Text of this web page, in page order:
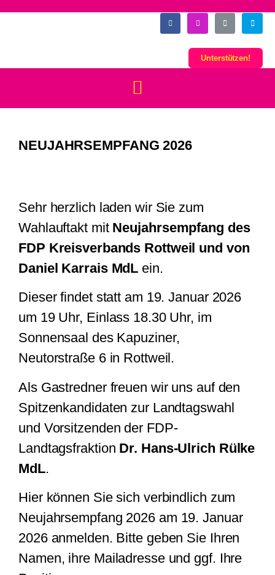
Unterstützen!
NEUJAHRSEMPFANG 2026
Sehr herzlich laden wir Sie zum
Wahlauftakt mit Neujahrsempfang des
FDP Kreisverbands Rottweil und von
Daniel Karrais MdL ein.
Dieser findet statt am 19. Januar 2026
um 19 Uhr, Einlass 18.30 Uhr, im
Sonnensaal des Kapuziner,
Neutorstraße 6 in Rottweil.
Als Gastredner freuen wir uns auf den
Spitzenkandidaten zur Landtagswahl
und Vorsitzenden der FDP-
Landtagsfraktion Dr. Hans-Ulrich Rülke
MdL.
Hier können Sie sich verbindlich zum
Neujahrsempfang 2026 am 19. Januar
2026 anmelden. Bitte geben Sie Ihren
Namen, ihre Mailadresse und ggf. Ihre